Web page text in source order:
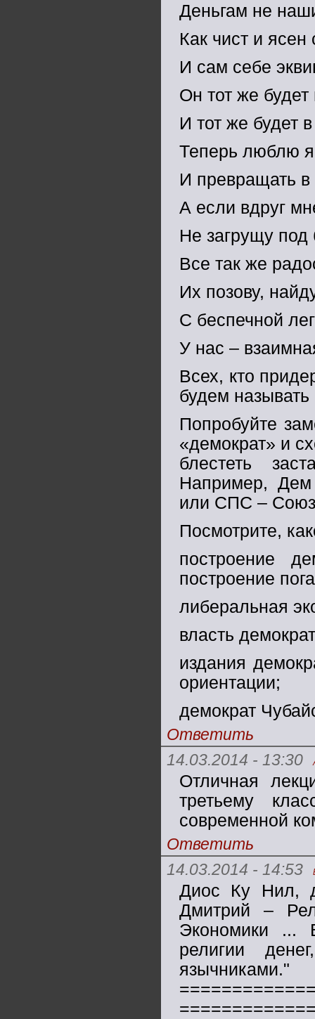
Деньгам не
Как чист и
И сам себе
Он тот же
И тот же будет
Теперь люблю я
И превращать
А если вдруг
Не загрущу
Все так же
Их позову,
С беспечной
У нас –
Всех, кто
будем
Попробуйте
«демократ» и
блестеть
Например,
или СПС –
Посмотрите,
построение
построение
либеральная
власть
издания
ориентации;
демократ
Ответить
14.03.2014 - 13:30
Отличная
третьему
современной
Ответить
14.03.2014 - 14:53
Диос Ку Нил,
Дмитрий –
Экономики ...
религии
язычниками."